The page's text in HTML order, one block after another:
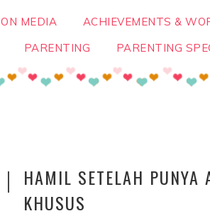
ON MEDIA ACHIEVEMENTS &
PARENTING PARENTING
HAMIL SETELAH PUNYA
KHUSUS